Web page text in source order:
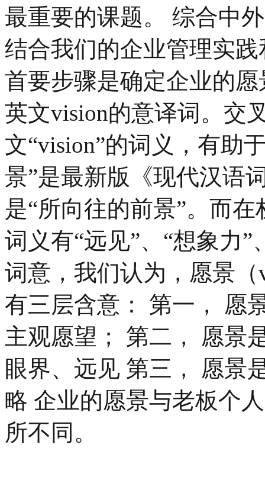
最重要的课题。 综合中
结合我们的企业管理实
首要步骤是确定企业的
英文vision的意译词。交
文“vision”的词义，有助
景”是最新版《现代汉语
是“所向往的前景”。而
词义有“远见”、“想象力”
词意，我们认为，愿景
有三层含意： 第一， 愿
主观愿望； 第二， 愿景
眼界、远见 第三， 愿景
略 企业的愿景与老板个
所不同。